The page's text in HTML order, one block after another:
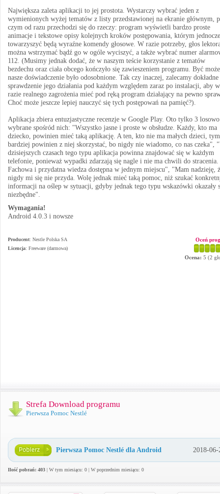
Największa zaleta aplikacji to jej prostota. Wystarczy wybrać jeden z
wymienionych wyżej tematów z listy przedstawionej na ekranie głównym,
czym od razu przechodzi się do rzeczy: program wyświetli bardzo proste
animacje i tekstowe opisy kolejnych kroków postępowania, którym
towarzyszyć będą wyraźne komendy głosowe. W razie potrzeby, głos
można wstrzymać bądź go w ogóle wyciszyć, a także wybrać numer
112. (Musimy jednak dodać, że w naszym teście korzystanie z tematów
bezdechu oraz ciała obcego kończyło się zawieszeniem programu. Być może
nasze doświadczenie było odosobnione. Tak czy inaczej, zalecamy dokładne
sprawdzenie jego działania pod każdym względem zaraz po instalacji, aby w
razie realnego zagrożenia mieć pod ręką program działający na pewno
Choć może jeszcze lepiej nauczyć się tych postępowań na pamięć?).
Aplikacja zbiera entuzjastyczne recenzje w Google Play. Oto tylko 3 losowo
wybrane spośród nich: "Wszystko jasne i proste w obsłudze. Każdy, kto ma
dziecko, powinien mieć taką aplikację. A ten, kto nie ma małych dzieci, tym
bardziej powinien z niej skorzystać, bo nigdy nie wiadomo, co nas czeka",
dzisiejszych czasach tego typu aplikacja powinna znajdować się w każdym
telefonie, ponieważ wypadki zdarzają się nagle i nie ma chwili do stracenia.
Fachowa i przydatna wiedza dostępna w jednym miejscu", "Mam nadzieję,
nigdy mi się nie przyda. Wolę jednak mieć taką pomoc, niż szukać
informacji na oślep w sytuacji, gdyby jednak tego typu wskazówki okazały
niezbędne".
Wymagania!
Android 4.0.3 i nowsze
Producent: Nestle Polska SA
Licencja: Freeware (darmowa)
Oceń
Ocena: 5 (2
Strefa Download programu
Pierwsza Pomoc Nestlé
Pierwsza Pomoc Nestlé dla Android 2018-06-
Ilość pobrań: 403 | W tym miesiącu: 0 | W poprzednim miesiącu: 0